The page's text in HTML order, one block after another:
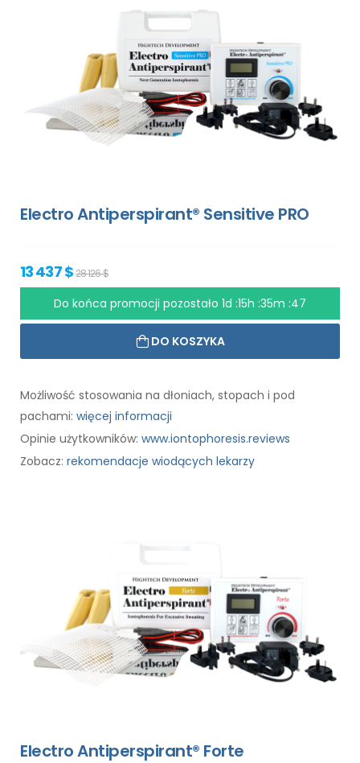
Electro Antiperspirant® Sensitive PRO
13 437 $28 126 $
Do końca promocji pozostało 1d :15h :35m :46
DO KOSZYKA
Możliwość stosowania na dłoniach, stopach i pod
pachami: więcej informacji
Opinie użytkowników: www.iontophoresis.reviews
Zobacz: rekomendacje wiodących lekarzy
Electro Antiperspirant® Forte